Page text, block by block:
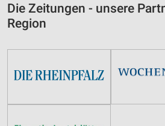
Die Zeitungen - unsere
Region